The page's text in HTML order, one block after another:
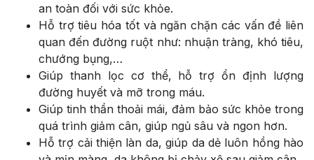
an toàn đối với sức khỏe.
Hỗ trợ tiêu hóa tốt và ngăn chặn các vấn đề liên
quan đến đường ruột như: nhuận tràng, khó tiêu,
chướng bụng,…
Giúp thanh lọc cơ thể, hỗ trợ ổn định lượng
đường huyết và mỡ trong máu.
Giúp tinh thần thoải mái, đảm bảo sức khỏe trong
quá trình giảm cân, giúp ngủ sâu và ngon hơn.
Hỗ trợ cải thiện làn da, giúp da dẻ luôn hồng hào